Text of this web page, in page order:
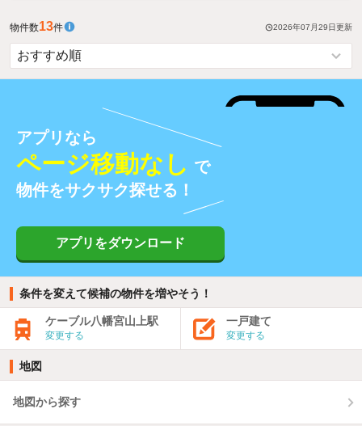
物件数13件 2026年07月29日 更新
アプリなら
ページ移動なし で
物件をサクサク探せる！
アプリをダウンロード
条件を変えて候補の物件を増やそう！
ケーブル八幡宮山上駅
変更する
一戸建て
変更する
地図
地図から探す